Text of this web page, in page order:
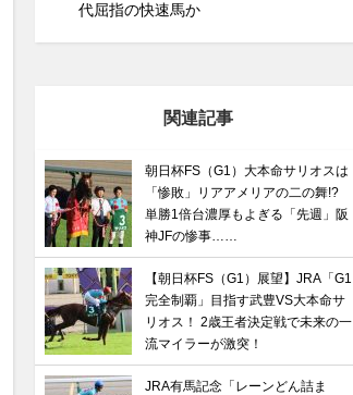
代屈指の快速馬か
関連記事
朝日杯FS（G1）大本命サリオスは
「惨敗」リアアメリアの二の舞!?
単勝1倍台濃厚もよぎる「先週」阪
神JFの惨事……
【朝日杯FS（G1）展望】JRA「G1
完全制覇」目指す武豊VS大本命サ
リオス！ 2歳王者決定戦で未来の一
流マイラーが激突！
JRA有馬記念「レーンどん詰ま